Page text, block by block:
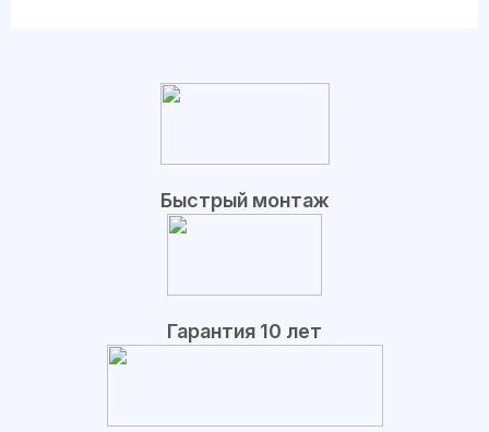
Быстрый монтаж
Гарантия 10 лет